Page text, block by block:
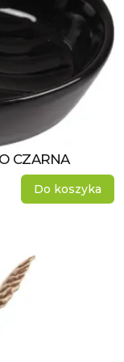
CZARNA
Do koszyka